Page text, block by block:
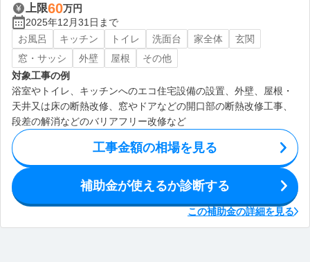
上限60万円
2025年12月31日まで
お風呂
キッチン トイレ 洗面台 家全体
玄関
窓・サッシ
外壁 屋根
その他
対象工事の例
浴室やトイレ、キッチンへのエコ住宅設備の設置、外壁、屋根・
天井又は床の断熱改修、窓やドアなどの開口部の断熱改修工事、
段差の解消などのバリアフリー改修など
工事金額の相場を見る
補助金が使えるか診断する
この補助金の詳細を見る